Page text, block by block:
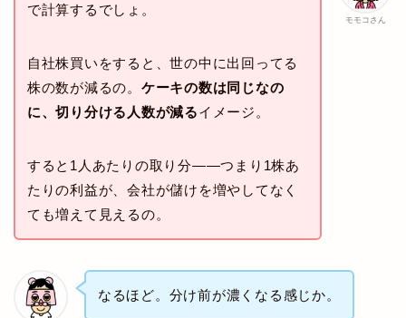
モモコさん
で計算するでしょ。
自社株買いをすると、世の中に出回ってる
株の数が減るの。 ケーキの数は同じなの
に、切り分ける人数が減るイメージ。
すると1人あたりの取り分——つまり1株あ
たりの利益が、会社が儲けを増やしてなく
ても増えて見えるの。
なるほど。分け前が濃くなる感じか。